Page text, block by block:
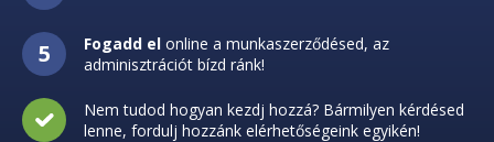
Fogadd el online a munkaszerződésed, az
adminisztrációt bízd ránk!
Nem tudod hogyan kezdj hozzá? Bármilyen kérdésed
lenne, fordulj hozzánk elérhetőségeink egyikén!